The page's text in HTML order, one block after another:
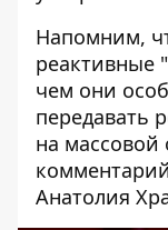
Напомним,
реактивные
чем они
передавать
на массовой
Анатолия